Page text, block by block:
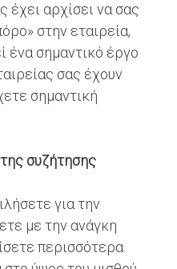
έχει αρχίσει να σας
στην εταιρεία,
ένα σημαντικό έργο
σας έχουν
σημαντική
συζήτησης
για την
με την ανάγκη
περισσότερα